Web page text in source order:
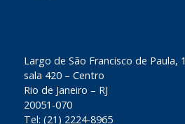
​Largo de São Francisco de Paula, 1
sala 420 – Centro
Rio de Janeiro – RJ
20051-070
Tel: (21) 2224-8965